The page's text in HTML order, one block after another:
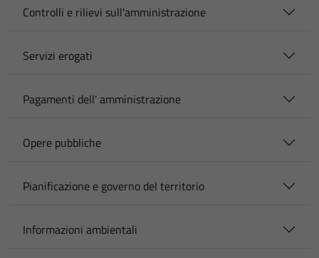
Controlli e rilievi sull'amministrazione
Servizi erogati
Pagamenti dell' amministrazione
Opere pubbliche
Pianificazione e governo del territorio
Informazioni ambientali